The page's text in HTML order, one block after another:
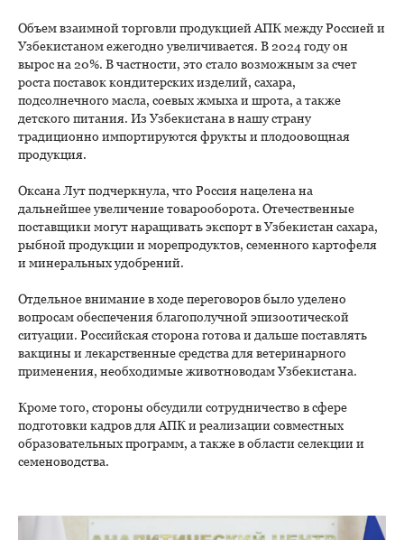
Объем взаимной торговли продукцией АПК между Россией и
Узбекистаном ежегодно увеличивается. В 2024 году он
вырос на 20%. В частности, это стало возможным за счет
роста поставок кондитерских изделий, сахара,
подсолнечного масла, соевых жмыха и шрота, а также
детского питания. Из Узбекистана в нашу страну
традиционно импортируются фрукты и плодоовощная
продукция.
Оксана Лут подчеркнула, что Россия нацелена на
дальнейшее увеличение товарооборота. Отечественные
поставщики могут наращивать экспорт в Узбекистан сахара,
рыбной продукции и морепродуктов, семенного картофеля
и минеральных удобрений.
Отдельное внимание в ходе переговоров было уделено
вопросам обеспечения благополучной эпизоотической
ситуации. Российская сторона готова и дальше поставлять
вакцины и лекарственные средства для ветеринарного
применения, необходимые животноводам Узбекистана.
Кроме того, стороны обсудили сотрудничество в сфере
подготовки кадров для АПК и реализации совместных
образовательных программ, а также в области селекции и
семеноводства.